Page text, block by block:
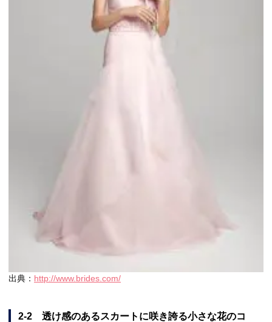
出典： http://www.brides.com/
2-2 透け感のあるスカートに咲き誇る小さな花のコ